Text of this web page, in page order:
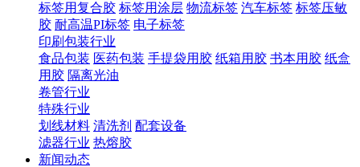
标签用复合胶 标签用涂层 物流标签 汽车标签 标签压敏
胶 耐高温PI标签 电子标签
印刷包装行业
食品包装 医药包装 手提袋用胶 纸箱用胶 书本用胶 纸盒
用胶 隔离光油
卷管行业
特殊行业
划线材料 清洗剂 配套设备
滤器行业 热熔胶
新闻动态